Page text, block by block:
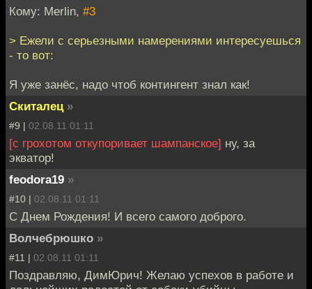
Кому: Merlin, #3
> Ежели с серьезными намерениями интересуешься
- то вот:
Я уже занёс, надо чтоб контингент знал как!
Скиталец »
#9 | 02.08.11 01:11
[с грохотом откупоривает шампанское] ну, за
экватор!
feodora19 »
#10 | 02.08.11 01:11
С Днем Рождения! И всего самого доброго.
Волчебрюшко »
#11 | 02.08.11 01:11
Поздравляю, ДимЮрич! Желаю успехов в работе и